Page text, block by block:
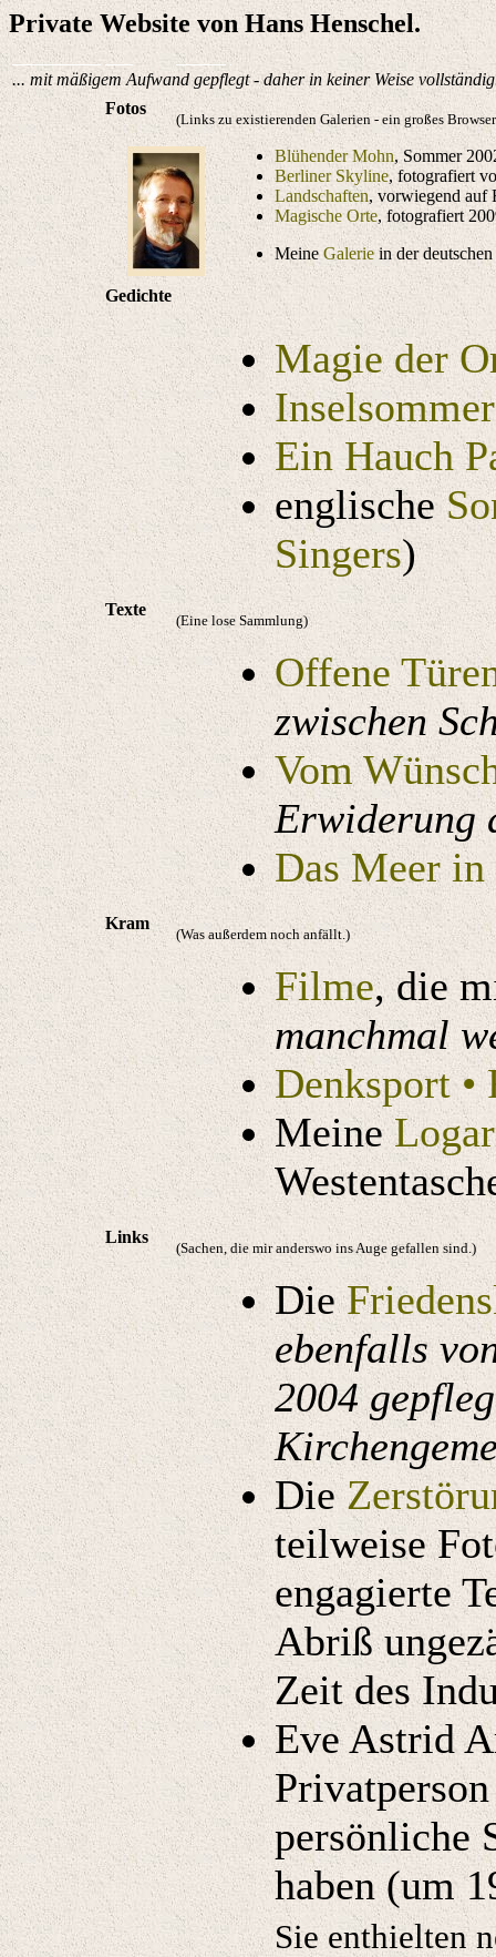
Private Website von Hans Henschel.
... mit mäßigem Aufwand gepflegt - daher in keiner Weise
Fotos
(Links zu existierenden Galerien - ein großes
Blühender Mohn, Sommer
Berliner Skyline, fotografiert
Landschaften, vorwiegend auf
Magische Orte, fotografiert
Meine Galeriein der deutschen
Gedichte
Magie der
Inselsommer
Ein Hauch
englische
Singers)
Texte
(Eine lose Sammlung)
Offene
zwischen
Vom
Erwiderung
Das Meer
Kram
(Was außerdem noch anfällt.)
Filme, die
manchmal
Denksport •
Meine
Links
(Sachen, die mir anderswo ins Auge gefallen sind.)
Die
ebenfalls
2004
Die
teilweise
engagierte
Abriß
Zeit des
Eve Astrid
persönliche
haben (um
Sie enthielten